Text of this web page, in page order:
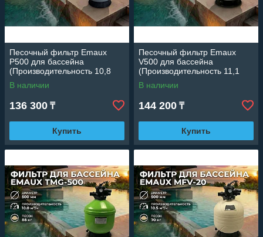
Песочный фильтр Emaux
P500 для бассейна
(Производительность 10,8
м3/ч, полипропиленовый,
диаметр 500 мм)
В наличии
136 300 ₸
Купить
Песочный фильтр Emaux
V500 для бассейна
(Производительность 11,1
м3/ч, стекловолокно,
диаметр 500 мм)
В наличии
144 200 ₸
Купить